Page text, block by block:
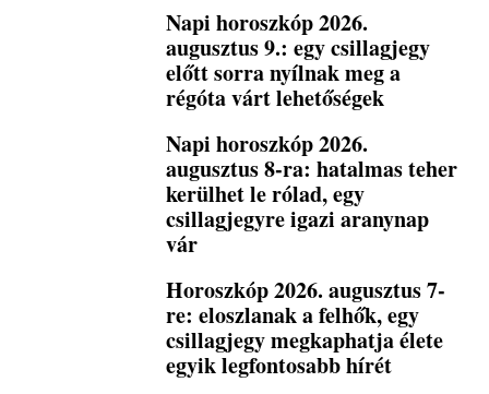
Napi horoszkóp 2026.
augusztus 9.: egy csillagjegy
előtt sorra nyílnak meg a
régóta várt lehetőségek
Napi horoszkóp 2026.
augusztus 8-ra: hatalmas teher
kerülhet le rólad, egy
csillagjegyre igazi aranynap
vár
Horoszkóp 2026. augusztus 7-
re: eloszlanak a felhők, egy
csillagjegy megkaphatja élete
egyik legfontosabb hírét